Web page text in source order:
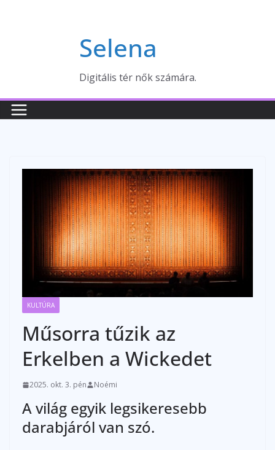
Selena
Digitális tér nők számára.
KULTÚRA
Műsorra tűzik az
Erkelben a Wickedet
2025. okt. 3. pén Noémi
A világ egyik legsikeresebb
darabjáról van szó.